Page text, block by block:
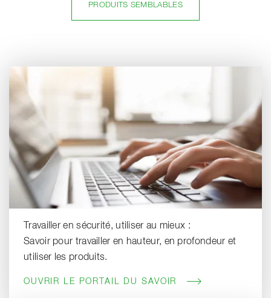
PRODUITS SEMBLABLES
Travailler en sécurité, utiliser au mieux :
Savoir pour travailler en hauteur, en profondeur et
utiliser les produits.
OUVRIR LE PORTAIL DU SAVOIR